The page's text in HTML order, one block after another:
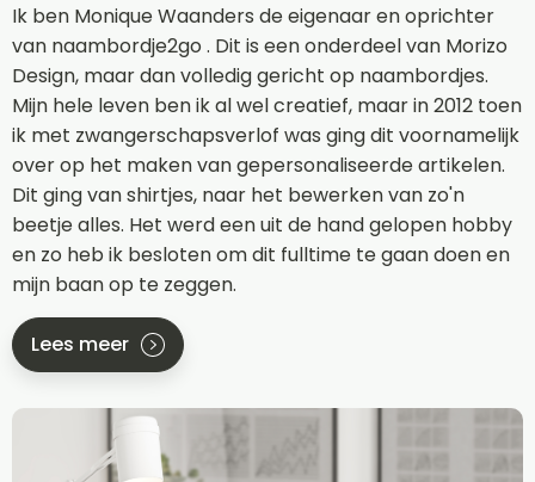
Ik ben Monique Waanders de eigenaar en oprichter
van naambordje2go . Dit is een onderdeel van Morizo
Design, maar dan volledig gericht op naambordjes.
Mijn hele leven ben ik al wel creatief, maar in 2012 toen
ik met zwangerschapsverlof was ging dit voornamelijk
over op het maken van gepersonaliseerde artikelen.
Dit ging van shirtjes, naar het bewerken van zo'n
beetje alles. Het werd een uit de hand gelopen hobby
en zo heb ik besloten om dit fulltime te gaan doen en
mijn baan op te zeggen.
Lees meer